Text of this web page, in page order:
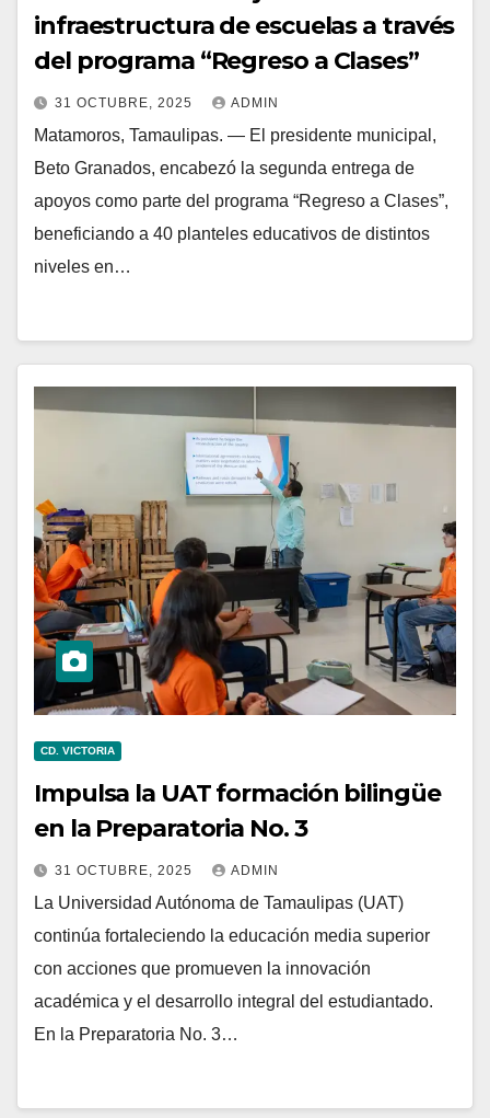
infraestructura de escuelas a través
del programa “Regreso a Clases”
31 OCTUBRE, 2025 ADMIN
Matamoros, Tamaulipas. — El presidente municipal,
Beto Granados, encabezó la segunda entrega de
apoyos como parte del programa “Regreso a Clases”,
beneficiando a 40 planteles educativos de distintos
niveles en…
CD. VICTORIA
Impulsa la UAT formación bilingüe
en la Preparatoria No. 3
31 OCTUBRE, 2025 ADMIN
La Universidad Autónoma de Tamaulipas (UAT)
continúa fortaleciendo la educación media superior
con acciones que promueven la innovación
académica y el desarrollo integral del estudiantado.
En la Preparatoria No. 3…